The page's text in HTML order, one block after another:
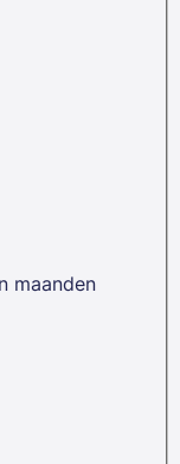
maanden